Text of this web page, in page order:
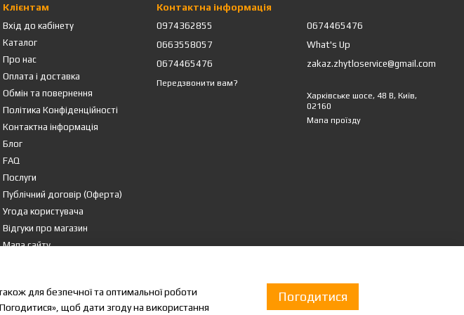
підібрати оптимальні
Клієнтам
Вхід до кабінету
Каталог
Про нас
Оплата і доставка
Обмін та повернення
Політика Конфіденційності
Контактна інформація
Блог
FAQ
Послуги
Публічний договір (Оферта)
Угода користувача
Відгуки про магазин
Мапа сайту
Контактна інформація
0974362855
0663558057
0674465476
Передзвонити вам?
0674465476
What's Up
zakaz.zhytloservice@gmail.com
Харківське шосе, 48 В, Київ,
02160
Мапа проїзду
для безпечної та оптимальної роботи
щоб дати згоду на використання
Погодитися